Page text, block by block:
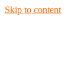
Skip to content